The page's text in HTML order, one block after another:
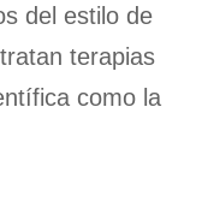
del estilo de
terapias
como la